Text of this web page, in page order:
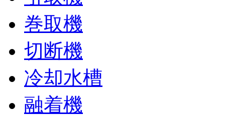
巻取機
切断機
冷却水槽
融着機